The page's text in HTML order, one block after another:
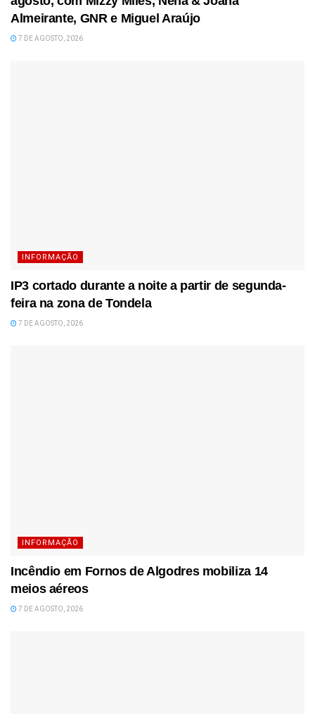
Almeirante, GNR e Miguel Araújo
7 DE AGOSTO, 2026
INFORMAÇÃO
IP3 cortado durante a noite a partir de segunda-
feira na zona de Tondela
7 DE AGOSTO, 2026
INFORMAÇÃO
Incêndio em Fornos de Algodres mobiliza 14
meios aéreos
7 DE AGOSTO, 2026